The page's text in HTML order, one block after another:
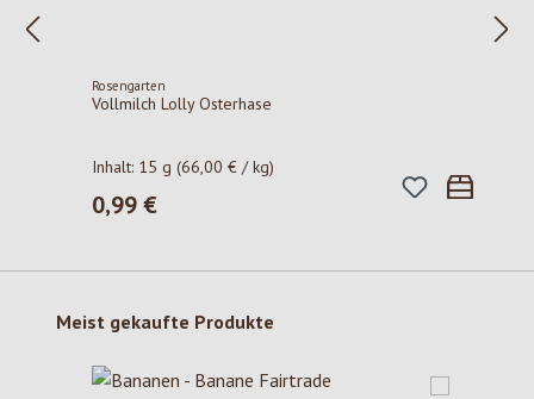
Rosengarten
Vollmilch Lolly Osterhase
Inhalt: 15 g(66,00 € / kg)
Regulärer Preis:
0,99 €
Produktgalerie überspringen
Meist gekaufte Produkte